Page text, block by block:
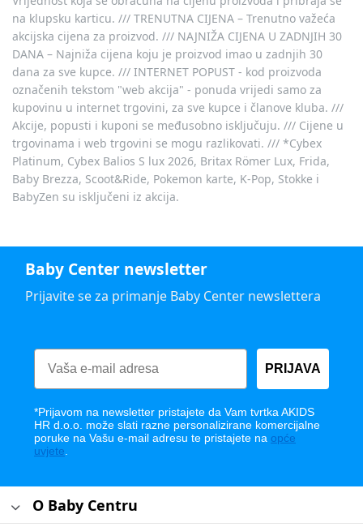
na klupsku karticu. /// TRENUTNA CIJENA – Trenutno važeća
akcijska cijena za proizvod. /// NAJNIŽA CIJENA U ZADNJIH 30
DANA – Najniža cijena koju je proizvod imao u zadnjih 30
dana za sve kupce. /// INTERNET POPUST - kod proizvoda
označenih tekstom "web akcija" - ponuda vrijedi samo za
kupovinu u internet trgovini, za sve kupce i članove kluba. ///
Akcije, popusti i kuponi se međusobno isključuju. /// Cijene u
trgovinama i web trgovini se mogu razlikovati. /// *Cybex
Platinum, Cybex Balios S lux 2026, Britax Römer Lux, Frida,
Baby Brezza, Scoot&Ride, Pokemon karte, K-Pop, Stokke i
BabyZen su isključeni iz akcija.
Baby Center newsletter
Prijavite se za primanje Baby Center newslettera
PRIJAVA
*Prijavom na newsletter pristajete da Vam tvrtka AKIDS
HR d.o.o. može slati razne personalizirane komercijalne
poruke na Vašu e-mail adresu te pristajete na opće
uvjete
O Baby Centru